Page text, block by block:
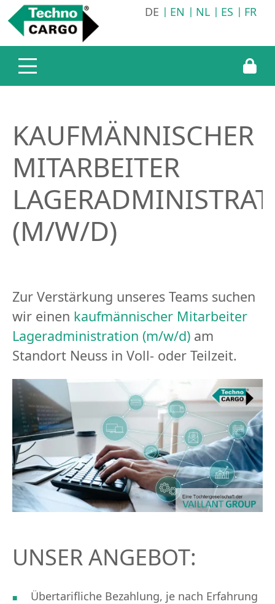
DE EN NL ES FR
KAUFMÄNNISCHER
MITARBEITER
(M/W/D)
Zur Verstärkung unseres Teams suchen
wir einen kaufmännischer Mitarbeiter
Lageradministration (m/w/d) am
Standort Neuss in Voll- oder Teilzeit.
UNSER ANGEBOT:
Übertarifliche Bezahlung, je nach Erfahrung
Unternehmen
Technocargo Deutschland
Leistungen
Transportlogistik
Werkstatt